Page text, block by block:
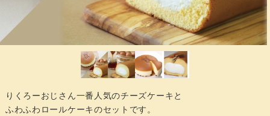
りくろーおじさん一番人気のチーズケーキと
ふわふわロールケーキのセットです。